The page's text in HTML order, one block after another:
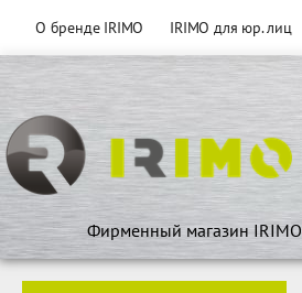
О бренде IRIMO IRIMO для юр. лиц
Фирменный магазин IRIMO